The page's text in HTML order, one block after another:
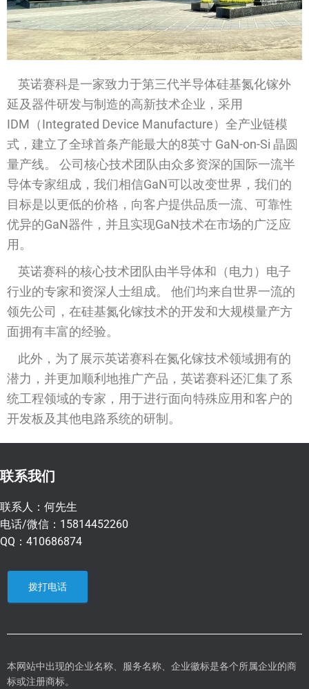
英诺赛科是一家致力于第三代半导体硅基氮化镓外
延及器件研发与制造的高新技术企业，采用
IDM（Integrated Device Manufacture）全产业链模
式，建立了全球首条产能最大的8英寸 GaN-on-Si 晶圆
量产线。 公司核心技术团队由众多资深的国际一流半
导体专家组成，我们相信GaN可以改变世界，我们的
目标是以更低的价格，向客户提供品质一流、可靠性
优异的GaN器件，并且实现GaN技术在市场的广泛应
用。
英诺赛科的核心技术团队由半导体和（电力）电子
行业的专家和资深人士组成。 他们均来自世界一流的
领先公司，在硅基氮化镓技术的开发和大规模量产方
面拥有丰富的经验。
此外，为了展示英诺赛科在氮化镓技术领域拥有的
潜力，并更加顺利地推广产品，英诺赛科还汇集了系
统工程领域的专家，用于进行面向特殊应用和客户的
开发板及其他电路系统的研制。
联系我们
联系人：何先生
电话/微信：15814452260
QQ：410686874
拨打电话
本网站中出现的企业名称、服务名称、企业徽标是各个所属企业的商
标或注册商标。